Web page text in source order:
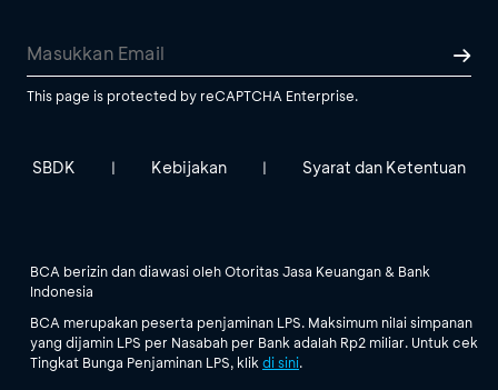
This page is protected by reCAPTCHA Enterprise.
SBDK | Kebijakan | Syarat dan Ketentuan
BCA berizin dan diawasi oleh Otoritas Jasa Keuangan & Bank
Indonesia
BCA merupakan peserta penjaminan LPS. Maksimum nilai simpanan
yang dijamin LPS per Nasabah per Bank adalah Rp2 miliar. Untuk cek
Tingkat Bunga Penjaminan LPS, klik di sini.